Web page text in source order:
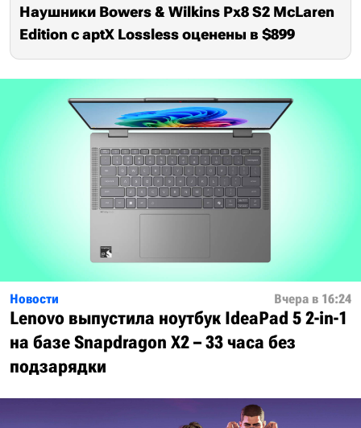
Наушники Bowers & Wilkins Px8 S2 McLaren
Edition с aptX Lossless оценены в $899
Новости Вчера в 16:24
Lenovo выпустила ноутбук IdeaPad 5 2-in-1
на базе Snapdragon X2 – 33 часа без
подзарядки